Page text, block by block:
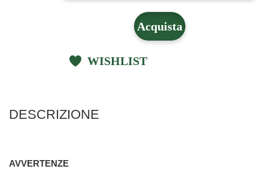
Acquista
WISHLIST
DESCRIZIONE
AVVERTENZE